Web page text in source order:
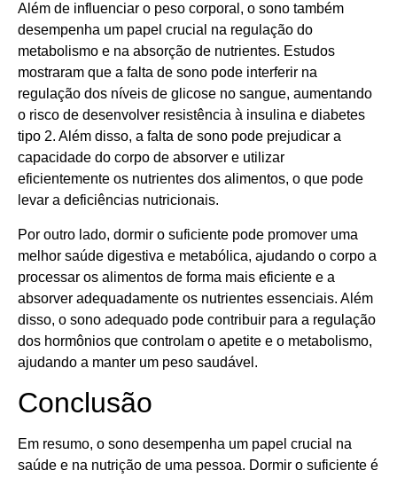
Além de influenciar o peso corporal, o sono também
desempenha um papel crucial na regulação do
metabolismo e na absorção de nutrientes. Estudos
mostraram que a falta de sono pode interferir na
regulação dos níveis de glicose no sangue, aumentando
o risco de desenvolver resistência à insulina e diabetes
tipo 2. Além disso, a falta de sono pode prejudicar a
capacidade do corpo de absorver e utilizar
eficientemente os nutrientes dos alimentos, o que pode
levar a deficiências nutricionais.
Por outro lado, dormir o suficiente pode promover uma
melhor saúde digestiva e metabólica, ajudando o corpo a
processar os alimentos de forma mais eficiente e a
absorver adequadamente os nutrientes essenciais. Além
disso, o sono adequado pode contribuir para a regulação
dos hormônios que controlam o apetite e o metabolismo,
ajudando a manter um peso saudável.
Conclusão
Em resumo, o sono desempenha um papel crucial na
saúde e na nutrição de uma pessoa. Dormir o suficiente é